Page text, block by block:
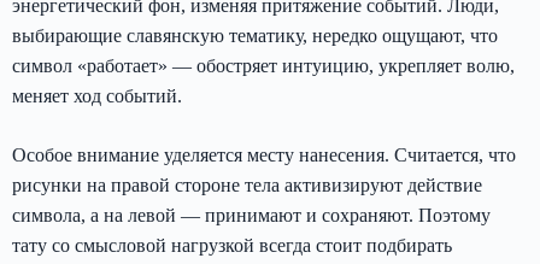
энергетический фон, изменяя притяжение событий. Люди,
выбирающие славянскую тематику, нередко ощущают, что
символ «работает» — обостряет интуицию, укрепляет волю,
меняет ход событий.
Особое внимание уделяется месту нанесения. Считается, что
рисунки на правой стороне тела активизируют действие
символа, а на левой — принимают и сохраняют. Поэтому
тату со смысловой нагрузкой всегда стоит подбирать